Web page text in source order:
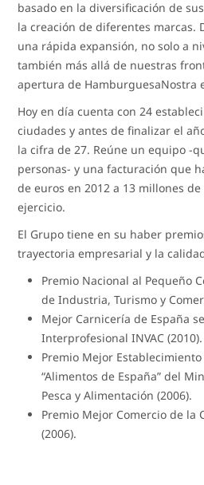
basado en la diversificación de
la creación de diferentes marcas.
una rápida expansión, no solo a
también más allá de nuestras
apertura de HamburguesaNostra
Hoy en día cuenta con 24
ciudades y antes de finalizar el
la cifra de 27. Reúne un equipo -
personas- y una facturación que
de euros en 2012 a 13 millones
ejercicio.
El Grupo tiene en su haber
trayectoria empresarial y la
Premio Nacional al Pequeño
de Industria, Turismo y
Mejor Carnicería de España
Interprofesional INVAC (2010).
Premio Mejor
“Alimentos de España” del
Pesca y Alimentación (2006).
Premio Mejor Comercio de la
(2006).